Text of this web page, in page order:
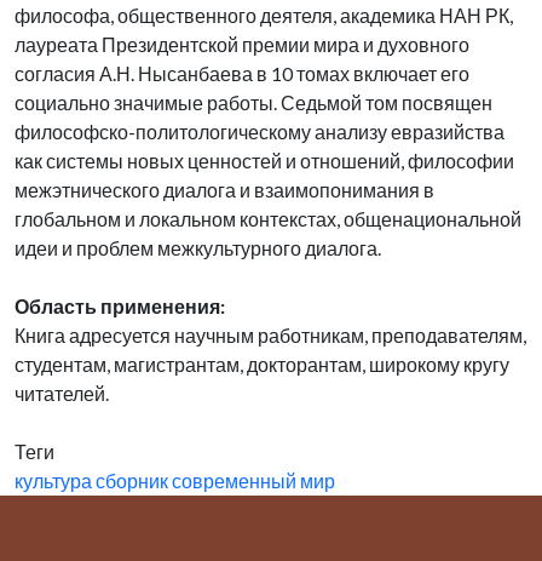
философа, общественного деятеля, академика НАН РК,
лауреата Президентской премии мира и духовного
согласия А.Н. Нысанбаева в 10 томах включает его
социально значимые работы. Седьмой том посвящен
философско-политологическому анализу евразийства
как системы новых ценностей и отношений, философии
межэтнического диалога и взаимопонимания в
глобальном и локальном контекстах, общенациональной
идеи и проблем межкультурного диалога.
Область применения:
Книга адресуется научным работникам, преподавателям,
студентам, магистрантам, докторантам, широкому кругу
читателей.
Теги
культура сборниксовременный мир